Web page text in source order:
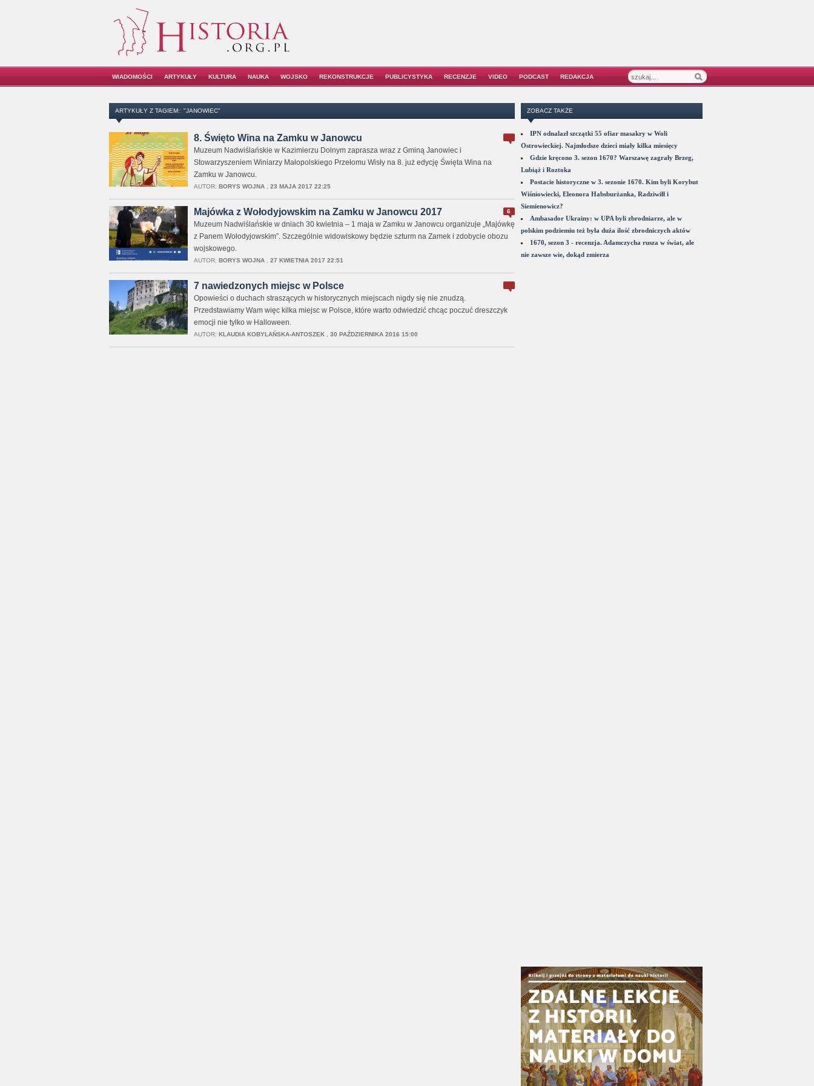
WIADOMOŚCI ARTYKUŁY KULTURA NAUKA WOJSKO REKONSTRUKCJE PUBLICYSTYKA RECENZJE VIDEO PODCAST REDAKCJA
ARTYKUŁY Z TAGIEM:: "JANOWIEC"
8. Święto Wina na Zamku w Janowcu
Muzeum Nadwiślańskie w Kazimierzu Dolnym zaprasza wraz z Gminą Janowiec i
Stowarzyszeniem Winiarzy Małopolskiego Przełomu Wisły na 8. już edycję Święta Wina na
Zamku w Janowcu.
AUTOR: BORYS WOJNA, 23 MAJA 2017 22:25
6
Majówka z Wołodyjowskim na Zamku w Janowcu 2017
Muzeum Nadwiślańskie w dniach 30 kwietnia – 1 maja w Zamku w Janowcu organizuje „Majówkę
z Panem Wołodyjowskim”. Szczególnie widowiskowy będzie szturm na Zamek i zdobycie obozu
wojskowego.
AUTOR: BORYS WOJNA, 27 KWIETNIA 2017 22:51
7 nawiedzonych miejsc w Polsce
Opowieści o duchach straszących w historycznych miejscach nigdy się nie znudzą.
Przedstawiamy Wam więc kilka miejsc w Polsce, które warto odwiedzić chcąc poczuć dreszczyk
emocji nie tylko w Halloween.
AUTOR: KLAUDIA KOBYLAŃSKA-ANTOSZEK, 30 PAŹDZIERNIKA 2016 15:00
ZOBACZ TAKŻE
IPN odnalazł szczątki 55 ofiar masakry w Woli
Ostrowieckiej. Najmłodsze dzieci miały kilka miesięcy
Gdzie kręcono 3. sezon 1670? Warszawę zagrały Brzeg,
Lubiąż i Roztoka
Postacie historyczne w 3. sezonie 1670. Kim byli Korybut
Wiśniowiecki, Eleonora Habsburżanka, Radziwiłł i
Siemienowicz?
Ambasador Ukrainy: w UPA byli zbrodniarze, ale w
polskim podziemiu też była duża ilość zbrodniczych aktów
1670, sezon 3 - recenzja. Adamczycha rusza w świat, ale
nie zawsze wie, dokąd zmierza